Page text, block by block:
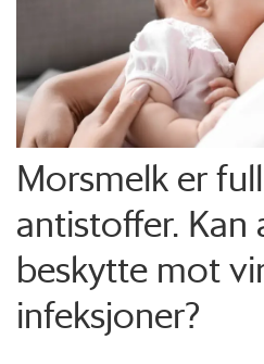
Morsmelk er
antistoffer. Kan
beskytte mot
infeksjoner?